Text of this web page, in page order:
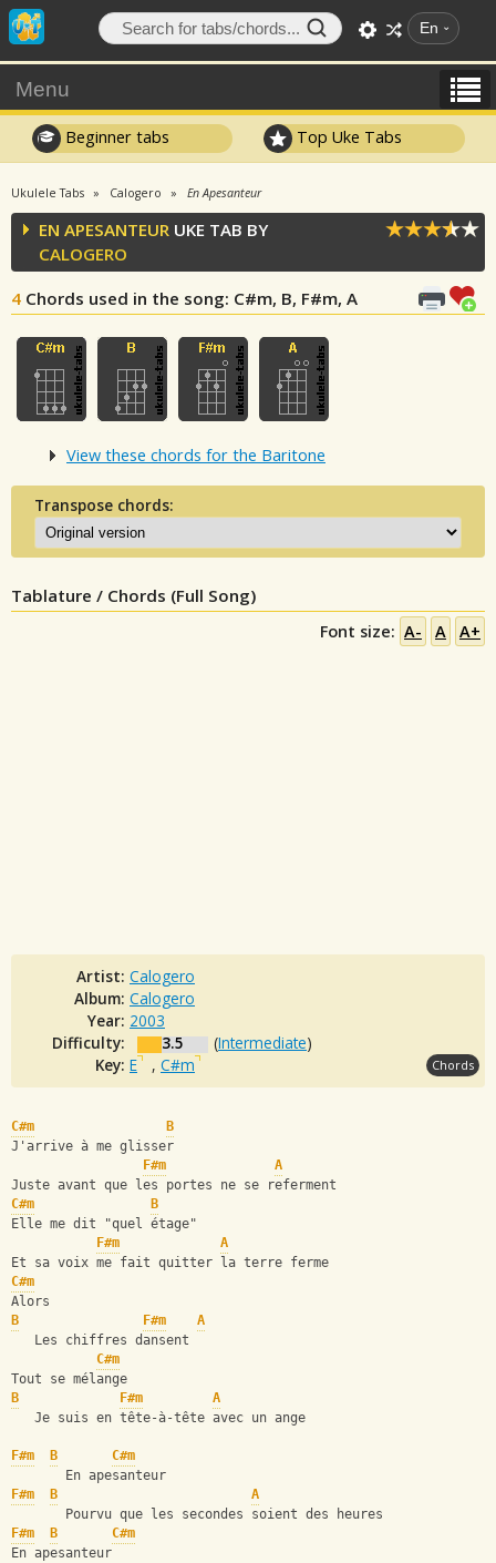
En
Menu
Beginner tabs Top Uke Tabs
Ukulele Tabs Calogero En Apesanteur
EN APESANTEUR UKE TAB BY
CALOGERO
4 Chords used in the song: C#m, B, F#m, A
View these chords for the Baritone
Transpose chords:
Tablature / Chords (Full Song)
Font size: A- A A+
Artist: Calogero
Album: Calogero
Year: 2003
Difficulty:
3.5 (Intermediate)
Key: E , C#m Chords
C#m
B
J'arrive à me glisser
F#m
A
Juste avant que les portes ne se referment
C#m
B
Elle me dit "quel étage"
F#m
A
Et sa voix me fait quitter la terre ferme
C#m
Alors
B
F#m
A
   Les chiffres dansent
C#m
Tout se mélange
B
F#m
A
   Je suis en tête-à-tête avec un ange
F#m B
C#m
       En apesanteur
F#m
B
A
       Pourvu que les secondes soient des heures
F#m
B
C#m
En apesanteur